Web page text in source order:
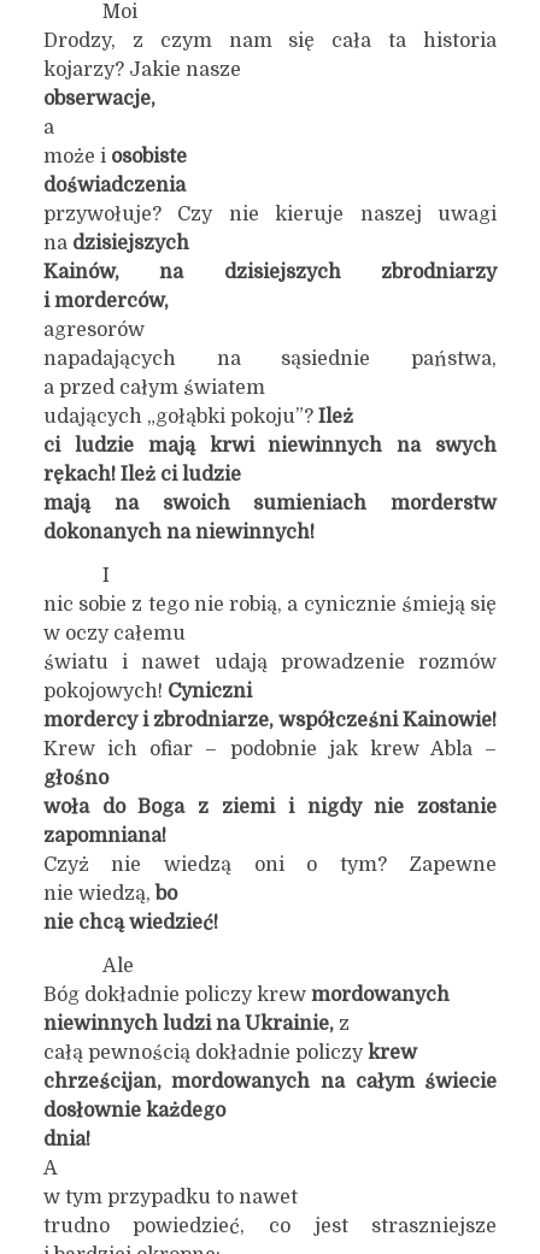
Moi
Drodzy, z czym nam się cała ta historia
kojarzy? Jakie nasze
obserwacje,
a
może i osobiste
doświadczenia
przywołuje? Czy nie kieruje naszej uwagi
na dzisiejszych
Kainów, na dzisiejszych zbrodniarzy
i morderców,
agresorów
napadających na sąsiednie państwa,
a przed całym światem
udających „gołąbki pokoju”? Ileż
ci ludzie mają krwi niewinnych na swych
rękach! Ileż ci ludzie
mają na swoich sumieniach morderstw
dokonanych na niewinnych!
I
nic sobie z tego nie robią, a cynicznie śmieją się
w oczy całemu
światu i nawet udają prowadzenie rozmów
pokojowych! Cyniczni
mordercy i zbrodniarze, współcześni Kainowie!
Krew ich ofiar – podobnie jak krew Abla –
głośno
woła do Boga z ziemi i nigdy nie zostanie
zapomniana!
Czyż nie wiedzą oni o tym? Zapewne
nie wiedzą, bo
nie chcą wiedzieć!
Ale
Bóg dokładnie policzy krew mordowanych
niewinnych ludzi na Ukrainie, z
całą pewnością dokładnie policzykrew
chrześcijan, mordowanych na całym świecie
dosłownie każdego
dnia!
A
w tym przypadku to nawet
trudno powiedzieć, co jest straszniejsze